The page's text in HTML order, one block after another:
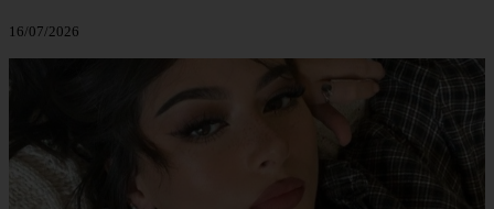
16/07/2026